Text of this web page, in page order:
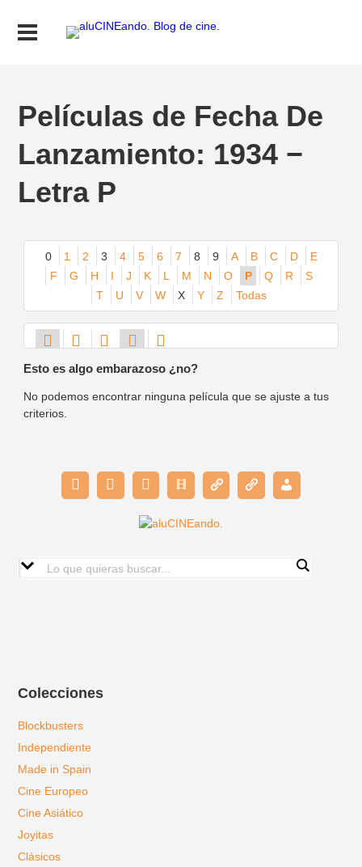
Películas de Fecha De
Lanzamiento: 1934 −
Letra P
0 1 2 3 4 5 6 7 8 9 A B C D
E
F
G H I J K L M N O P Q R
S
T
U V W X Y Z Todas
Esto es algo embarazoso ¿no?
No podemos encontrar ninguna película que se ajuste a tus
criterios.
Colecciones
Blockbusters
Independiente
Made in Spain
Cine Europeo
Cine Asiático
Joyitas
Clásicos